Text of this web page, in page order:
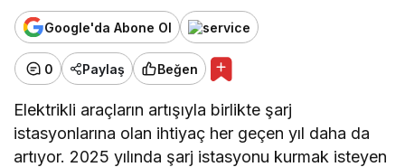
Google'da Abone Ol
0 Paylaş Beğen
Elektrikli araçların artışıyla birlikte şarj
istasyonlarına olan ihtiyaç her geçen yıl daha da
artıyor. 2025 yılında şarj istasyonu kurmak isteyen